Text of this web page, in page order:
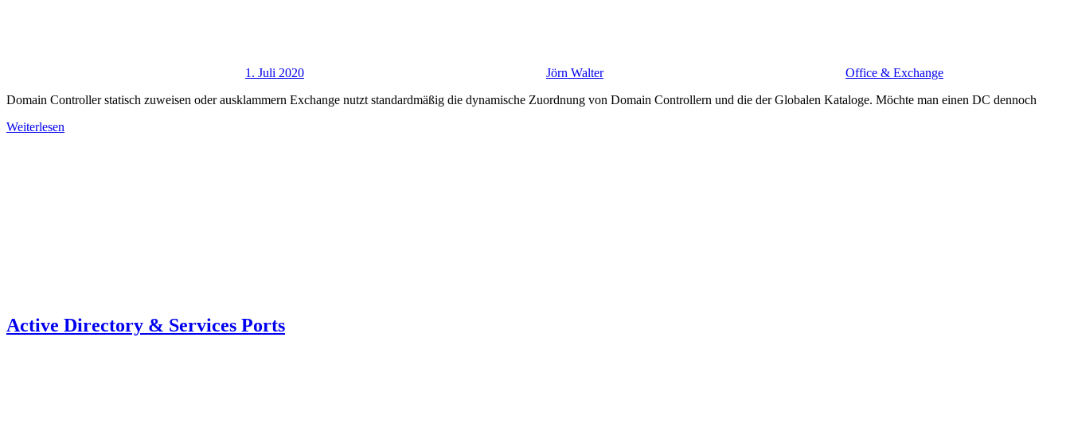
1. Juli 2020 Jörn Walter
Office & Exchange
Domain Controller statisch zuweisen oder ausklammern Exchange nutzt standardmäßig die dynamische Zuordnung von Domain Controllern und die der Globalen Kataloge. Möchte man einen DC dennoch
Weiterlesen
Active Directory & Services Ports